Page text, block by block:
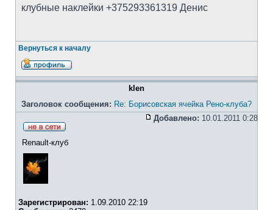
клубные наклейки +375293361319 Денис
Вернуться к началу
klen
Заголовок сообщения: Re: Борисовская ячейка Рено-клуба?
Добавлено: 10.01.2011 0:28
Renault-клуб
Зарегистрирован: 1.09.2010 22:19